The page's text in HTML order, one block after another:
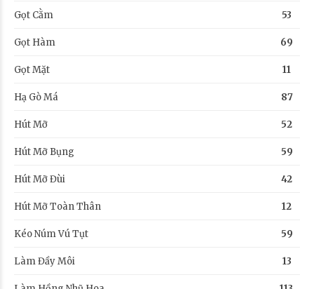
Gọt Cằm 53
Gọt Hàm 69
Gọt Mặt 11
Hạ Gò Má 87
Hút Mỡ 52
Hút Mỡ Bụng 59
Hút Mỡ Đùi 42
Hút Mỡ Toàn Thân 12
Kéo Núm Vú Tụt 59
Làm Đầy Môi 13